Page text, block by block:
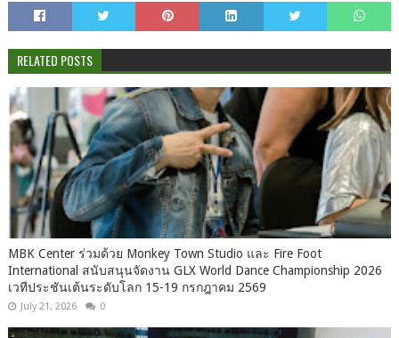
RELATED POSTS
MBK Center ร่วมด้วย Monkey Town Studio และ Fire Foot
International สนับสนุนจัดงาน GLX World Dance Championship 2026
เวทีประชันเต้นระดับโลก 15-19 กรกฎาคม 2569
July 21, 2026 0